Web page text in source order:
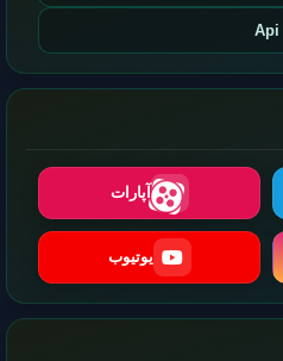
Api
آپارات
یوتیوب